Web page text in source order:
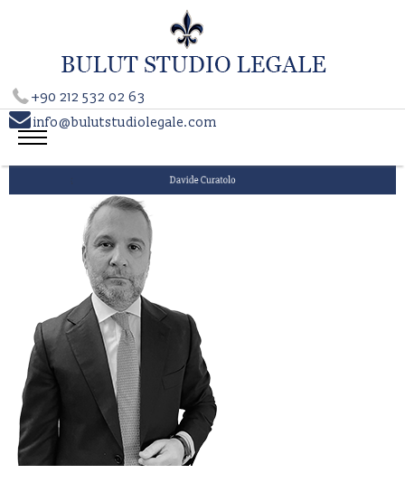
+90 212 532 02 63
info@bulutstudiolegale.com